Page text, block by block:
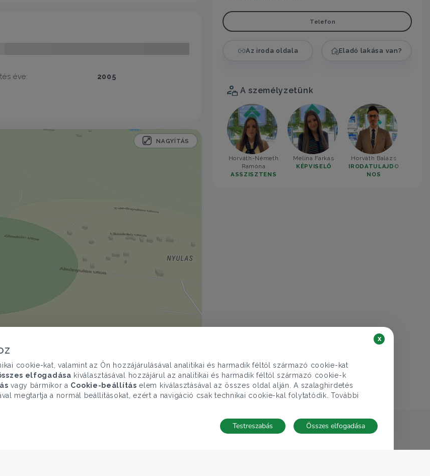
éve: 2005
NAGYÍTÁS
© OpenMapTiles|© OpenStreetMap contributors
Telefon
Az iroda oldala Eladó lakása van?
A személyzetünk
Horváth-Németh
Ramóna
ASSZISZTENS
Melina Farkas
KÉPVISELŐ
Horváth Balázs
IRODATULAJDO
NOS
cookie-kat, valamint az Ön hozzájárulásával analitikai és harmadik féltől származó cookie-kat
elfogadása kiválasztásával hozzájárul az analitikai és harmadik féltől származó cookie-k
vagy bármikor a Cookie-beállítás elem kiválasztásával az összes oldal alján. A szalaghirdetés
megtartja a normál beállításokat, ezért a navigáció csak technikai cookie-kal folytatódik. További
x
Összes elfogadása
Testreszabás